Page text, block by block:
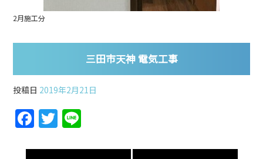
2月施工分
三田市天神 電気工事
投稿日 2019年2月21日
F
a
T
w